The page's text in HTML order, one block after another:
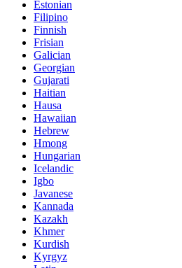
Estonian
Filipino
Finnish
Frisian
Galician
Georgian
Gujarati
Haitian
Hausa
Hawaiian
Hebrew
Hmong
Hungarian
Icelandic
Igbo
Javanese
Kannada
Kazakh
Khmer
Kurdish
Kyrgyz